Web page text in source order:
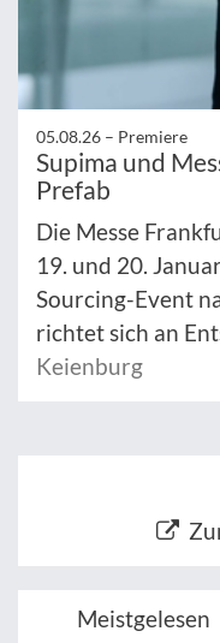
05.08.26 – Premiere
Supima und
Prefab
Die Messe
19. und 20.
Sourcing-Event
richtet sich an
Keienburg
Meistgelesen